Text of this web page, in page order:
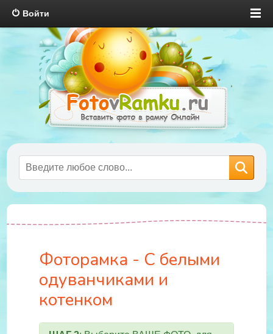
Войти
Фоторамка - С белыми
одуванчиками и
котенком